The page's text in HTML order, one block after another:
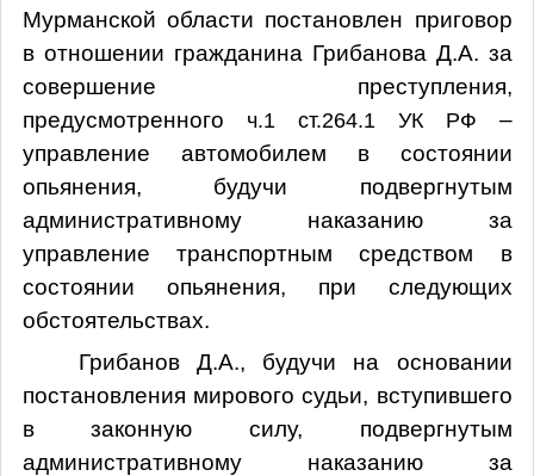
Мурманской области постановлен приговор
в отношении гражданина Грибанова Д.А. за
совершение преступления,
предусмотренного ч.1 ст.264.1 УК РФ –
управление автомобилем в состоянии
опьянения, будучи подвергнутым
административному наказанию за
управление транспортным средством в
состоянии опьянения, при следующих
обстоятельствах.
Грибанов Д.А., будучи на основании
постановления мирового судьи, вступившего
в законную силу, подвергнутым
административному наказанию за